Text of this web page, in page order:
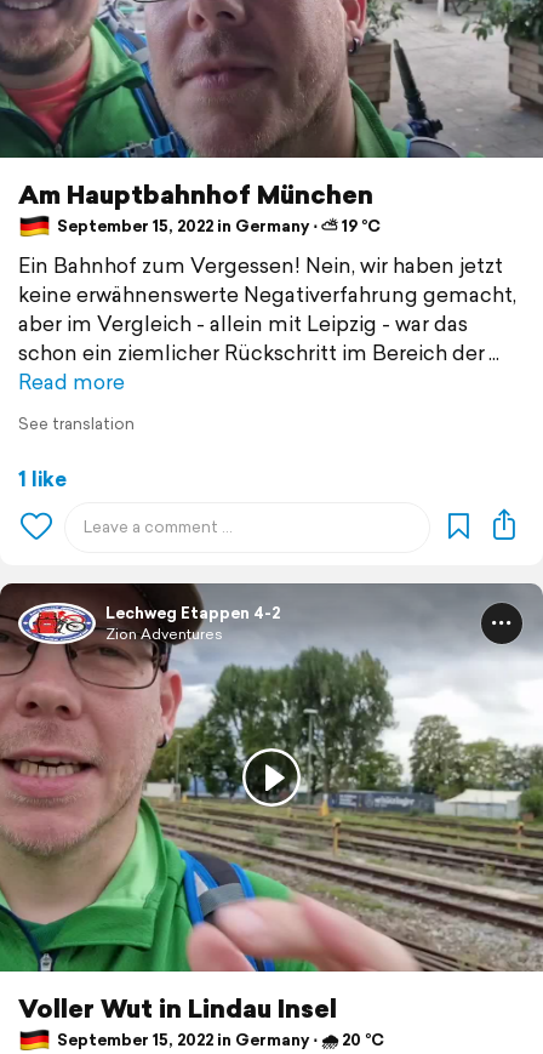
Am Hauptbahnhof München
September 15, 2022 in Germany ⋅ ⛅ 19 °C
Ein Bahnhof zum Vergessen! Nein, wir haben jetzt
keine erwähnenswerte Negativerfahrung gemacht,
aber im Vergleich - allein mit Leipzig - war das
schon ein ziemlicher Rückschritt im Bereich der
Read more
See translation
1 like
Lechweg Etappen 4-2
Zion Adventures
Voller Wut in Lindau Insel
September 15, 2022 in Germany ⋅ 🌧 20 °C